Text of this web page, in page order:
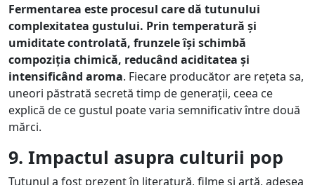
Fermentarea este procesul care dă tutunului
complexitatea gustului. Prin temperatură și
umiditate controlată, frunzele își schimbă
compoziția chimică, reducând aciditatea și
intensificând aroma. Fiecare producător are rețeta sa,
uneori păstrată secretă timp de generații, ceea ce
explică de ce gustul poate varia semnificativ între două
mărci.
9. Impactul asupra culturii pop
Tutunul a fost prezent în literatură, filme și artă, adesea